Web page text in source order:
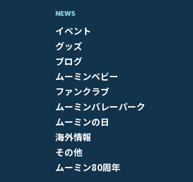
NEWS
イベント
グッズ
ブログ
ムーミンベビー
ファンクラブ
ムーミンバレーパーク
ムーミンの日
海外情報
その他
ムーミン80周年